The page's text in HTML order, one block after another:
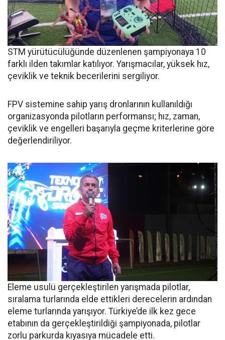
STM yürütücülüğünde düzenlenen şampiyonaya 10
farklı ilden takımlar katılıyor. Yarışmacılar, yüksek hız,
çeviklik ve teknik becerilerini sergiliyor.
FPV sistemine sahip yarış dronlarının kullanıldığı
organizasyonda pilotların performansı; hız, zaman,
çeviklik ve engelleri başarıyla geçme kriterlerine göre
değerlendiriliyor.
Eleme usulü gerçekleştirilen yarışmada pilotlar,
sıralama turlarında elde ettikleri derecelerin ardından
eleme turlarında yarışıyor. Türkiye’de ilk kez gece
etabının da gerçekleştirildiği şampiyonada, pilotlar
zorlu parkurda kıyasıya mücadele etti.